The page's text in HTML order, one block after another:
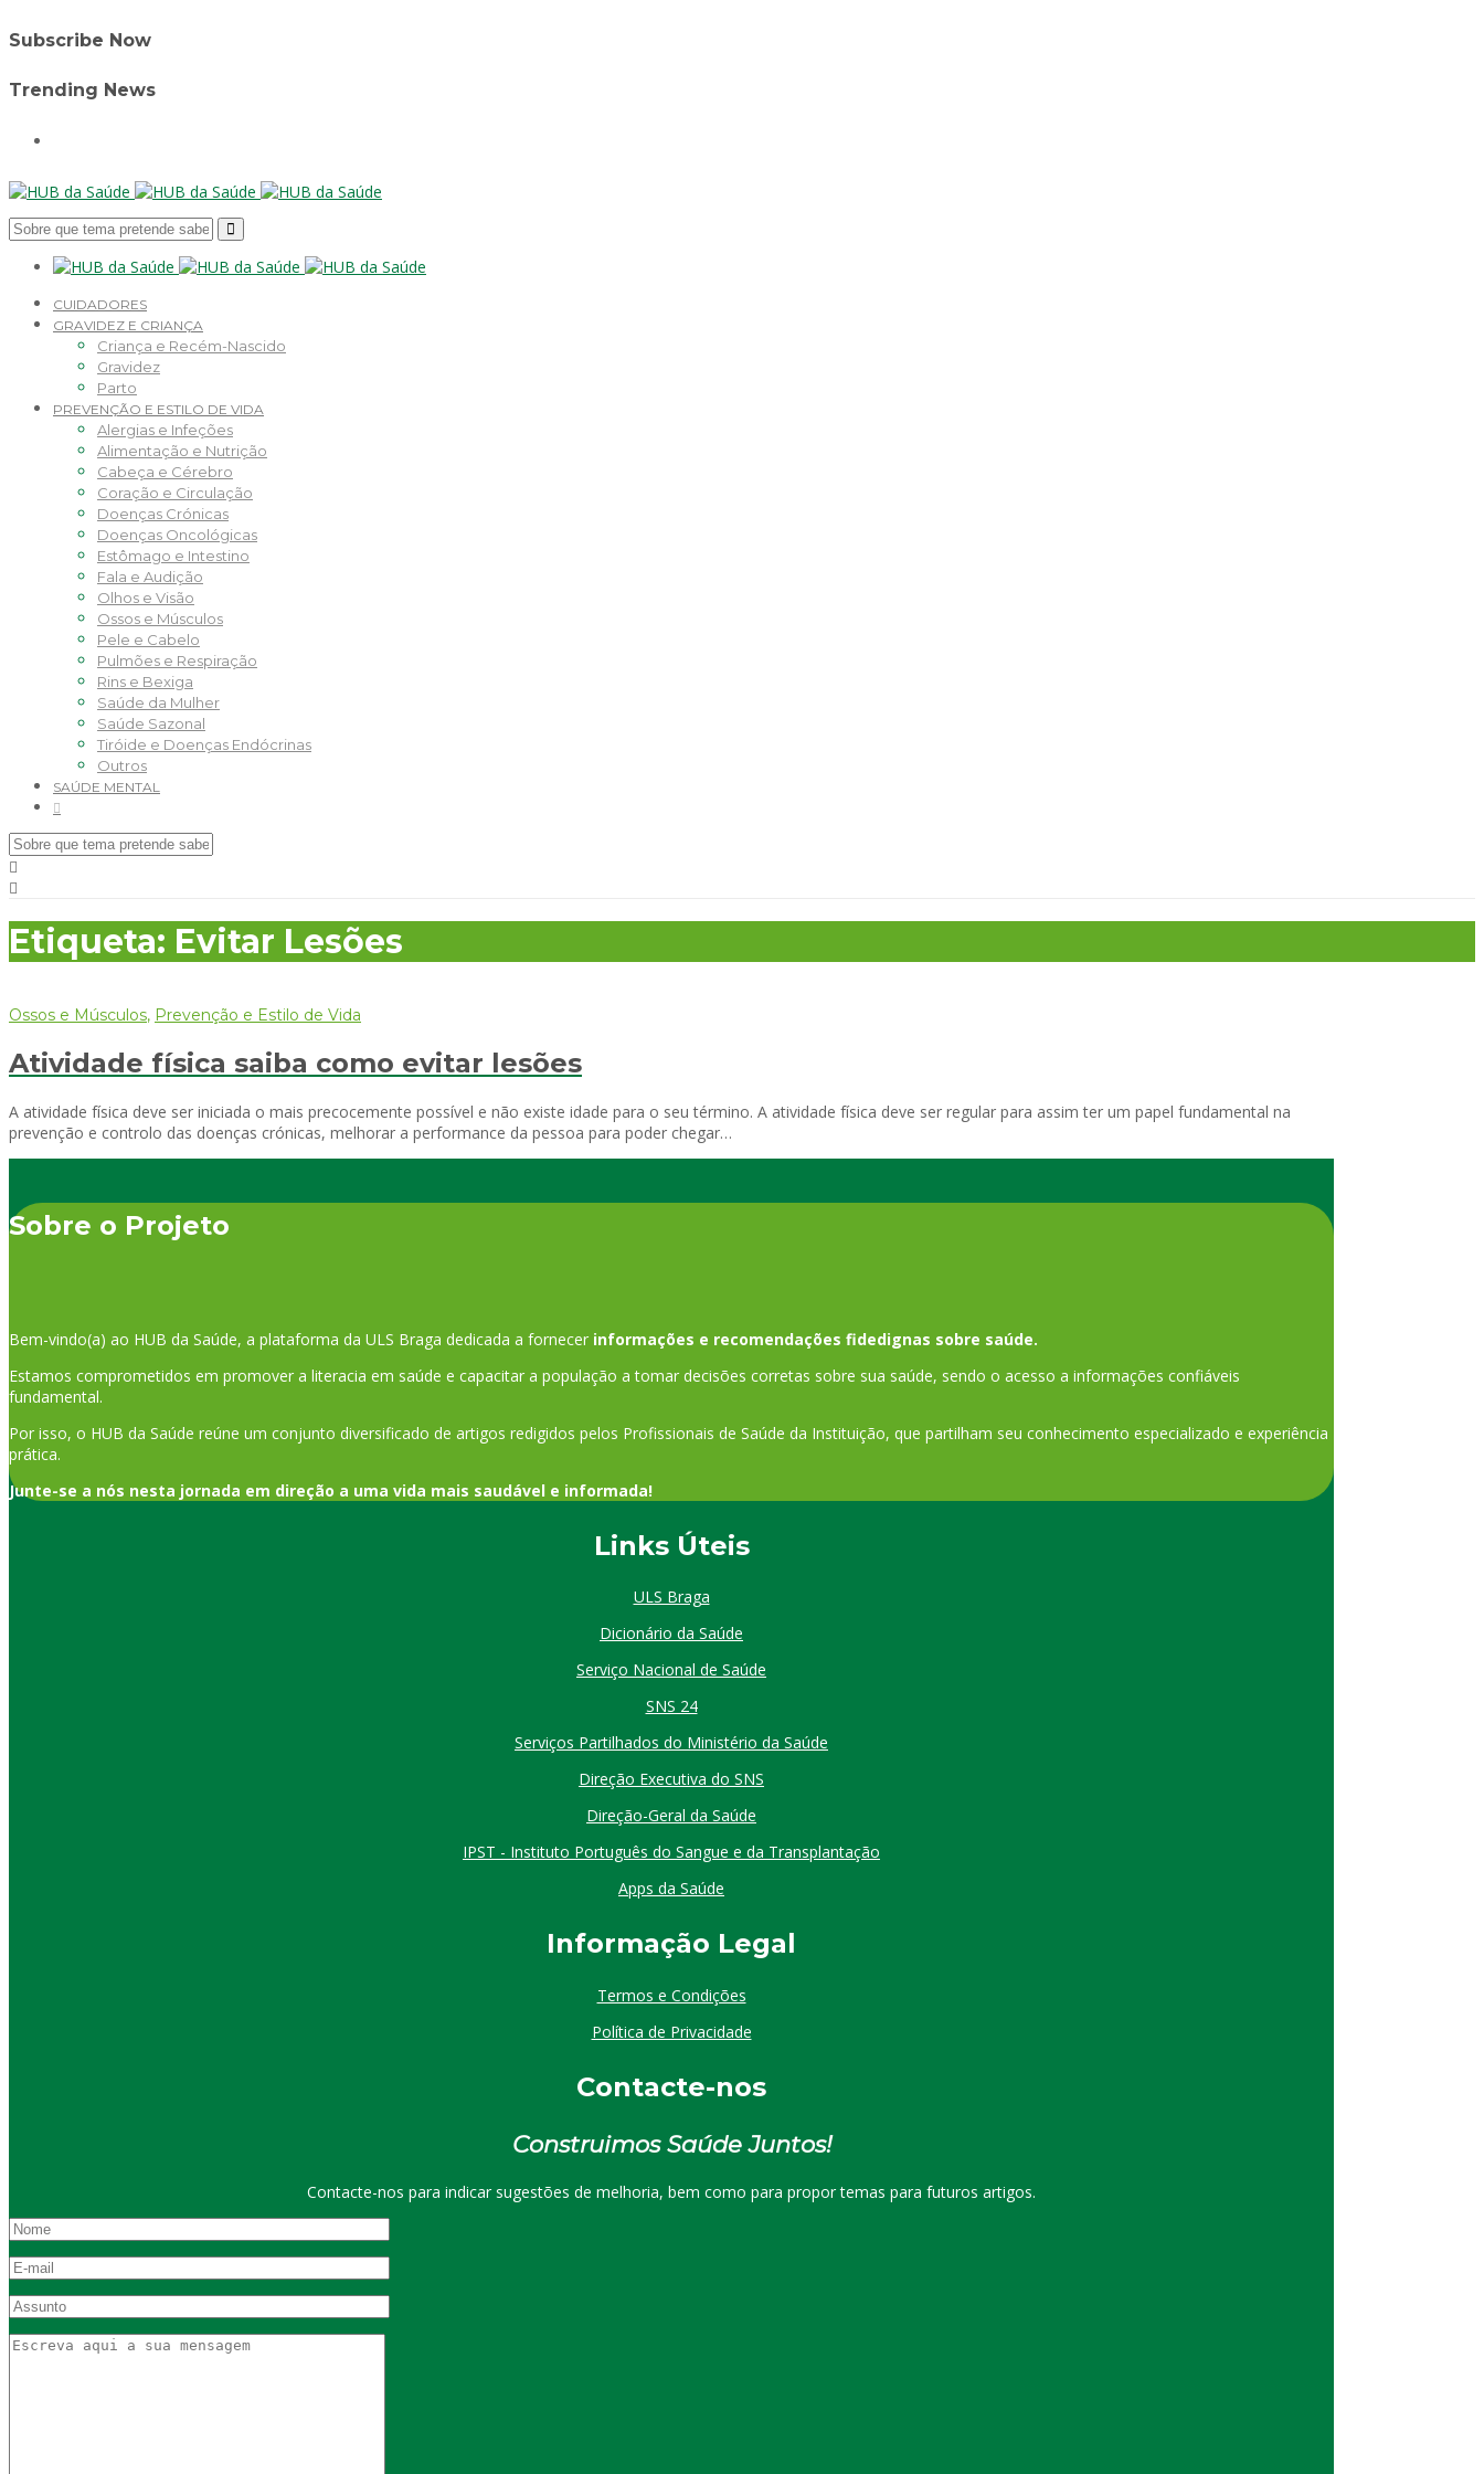
Subscribe Now
Trending News
CUIDADORES
GRAVIDEZ E CRIANÇA
Criança e Recém-Nascido
Gravidez
Parto
PREVENÇÃO E ESTILO DE VIDA
Alergias e Infeções
Alimentação e Nutrição
Cabeça e Cérebro
Coração e Circulação
Doenças Crónicas
Doenças Oncológicas
Estômago e Intestino
Fala e Audição
Olhos e Visão
Ossos e Músculos
Pele e Cabelo
Pulmões e Respiração
Rins e Bexiga
Saúde da Mulher
Saúde Sazonal
Tiróide e Doenças Endócrinas
Outros
SAÚDE MENTAL
Etiqueta: Evitar Lesões
Ossos e Músculos, Prevenção e Estilo de Vida
Atividade física saiba como evitar lesões
A atividade física deve ser iniciada o mais precocemente possível e não existe idade para o seu término. A atividade física deve ser regular para assim ter um papel fundamental na
prevenção e controlo das doenças crónicas, melhorar a performance da pessoa para poder chegar…
Sobre o Projeto
Bem-vindo(a) ao HUB da Saúde, a plataforma da ULS Braga dedicada a fornecer informações e recomendações fidedignas sobre saúde.
Estamos comprometidos em promover a literacia em saúde e capacitar a população a tomar decisões corretas sobre sua saúde, sendo o acesso a informações confiáveis
fundamental.
Por isso, o HUB da Saúde reúne um conjunto diversificado de artigos redigidos pelos Profissionais de Saúde da Instituição, que partilham seu conhecimento especializado e experiência
prática.
Junte-se a nós nesta jornada em direção a uma vida mais saudável e informada!
Links Úteis
ULS Braga
Dicionário da Saúde
Serviço Nacional de Saúde
SNS 24
Serviços Partilhados do Ministério da Saúde
Direção Executiva do SNS
Direção-Geral da Saúde
IPST - Instituto Português do Sangue e da Transplantação
Apps da Saúde
Informação Legal
Termos e Condições
Política de Privacidade
Contacte-nos
Construimos Saúde Juntos!
Contacte-nos para indicar sugestões de melhoria, bem como para propor temas para futuros artigos.